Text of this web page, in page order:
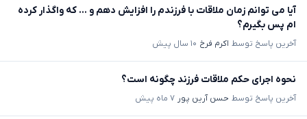
آیا می توانم زمان ملاقات با فرزندم را افزایش دهم و ... که واگذار کرده
ام پس بگیرم؟
آخرین پاسخ توسط اکرم فرخ ۱۰ سال پیش
نحوه اجرای حکم ملاقات فرزند چگونه است؟
آخرین پاسخ توسط حسن آرین پور ۷ ماه پیش